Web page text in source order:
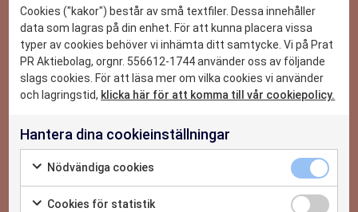
DET HÄR KAN VI
CASE
NYHETER
OM OSS
KONTAKTA OSS
Praktikant-Elin: Erfarenheter och lärdomar
som följer med mig länge
Cookies ("kakor") består av små textfiler. Dessa innehåller
data som lagras på din enhet. För att kunna placera vissa
typer av cookies behöver vi inhämta ditt samtycke. Vi på Prat
PR Aktiebolag, orgnr. 556612-1744 använder oss av följande
slags cookies. För att läsa mer om vilka cookies vi använder
och lagringstid, klicka här för att komma till vår cookiepolicy.
Hantera dina cookieinställningar
Nödvändiga cookies
Cookies för statistik